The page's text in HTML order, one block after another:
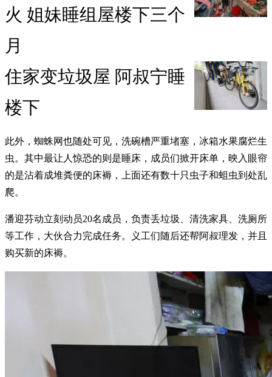
火 姐妹睡组屋楼下三个
月
住家变垃圾屋 阿叔宁睡
楼下
此外，蜘蛛网也随处可见，洗碗槽严重堵塞，冰箱水果腐烂生
虫。其中最让人惊恐的则是睡床，成员们掀开床单，映入眼帘
的是沾着成堆粪便的床褥，上面还有数十只虫子和蛆虫到处乱
爬。
潘迎芬动立刻动员20名成员，负责丢垃圾、清洗家具、洗厕所
等工作，大伙合力完成任务。义工们随后还帮阿叔理发，并且
购买新的床褥。